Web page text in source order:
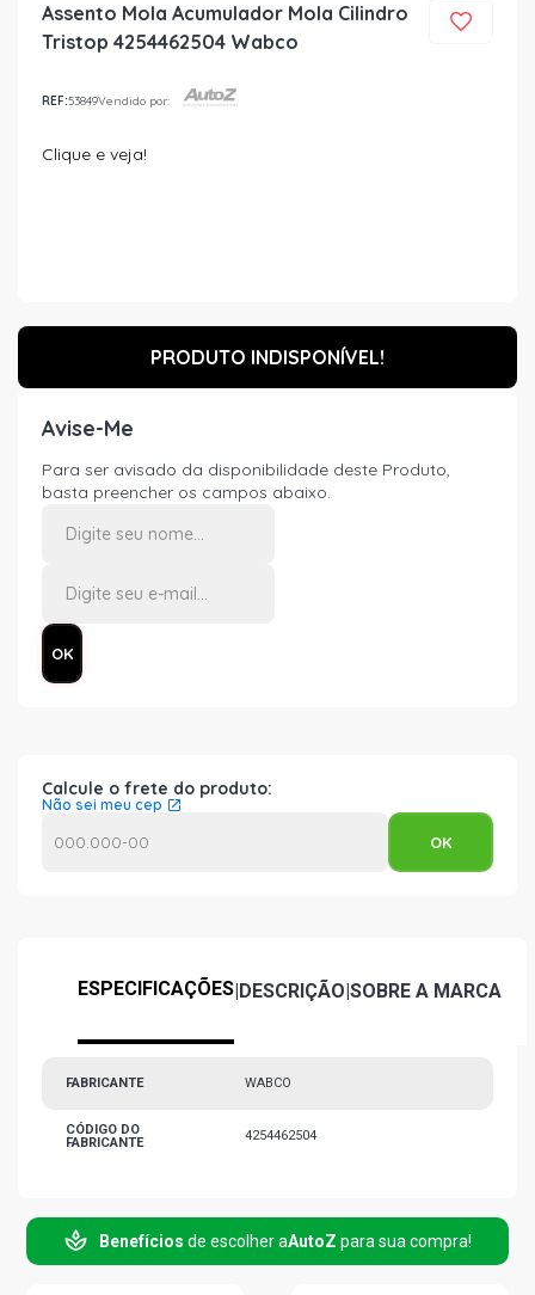
Assento Mola Acumulador Mola Cilindro
Tristop 4254462504 Wabco
REF:53849Vendido por:
Clique e veja!
PRODUTO INDISPONÍVEL!
Avise-Me
Para ser avisado da disponibilidade deste Produto,
basta preencher os campos abaixo.
Calcule o frete do produto:
Não sei meu cep
ESPECIFICAÇÕES|DESCRIÇÃO|SOBRE A MARCA
FABRICANTE WABCO
CÓDIGO DO
FABRICANTE
4254462504
Benefícios de escolher aAutoZ para sua compra!